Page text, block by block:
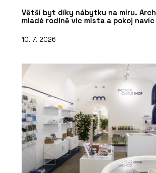
Větší byt díky nábytku na míru.
mladé rodině víc místa a pokoj navíc
10. 7. 2026